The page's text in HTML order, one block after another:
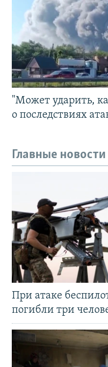
"Может ударить,
о последствиях
Главные новости
При атаке
погибли три